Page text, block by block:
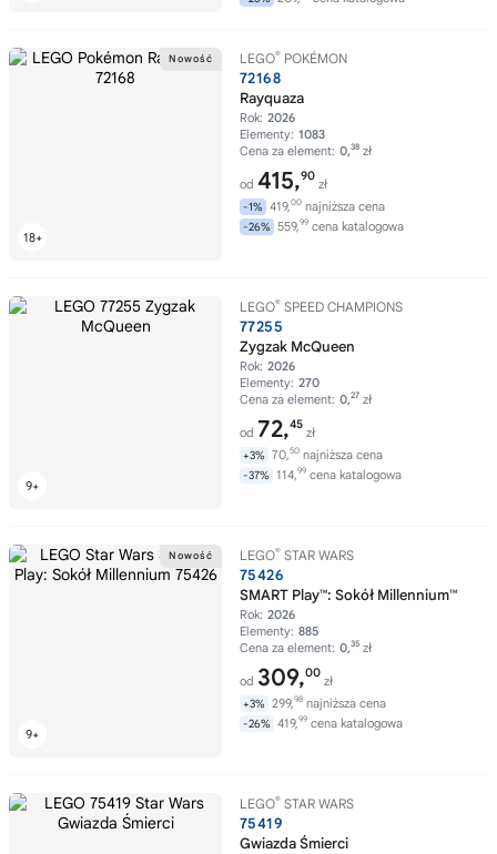
LEGO® POKÉMON
72168
Rayquaza
Rok: 2026
Elementy: 1083
Cena za element: 0,38 zł
od 415,90
zł
-1% 419,00 najniższa cena
-26% 559,99 cena katalogowa
LEGO® SPEED CHAMPIONS
77255
Zygzak McQueen
Rok: 2026
Elementy: 270
Cena za element: 0,27 zł
od 72,45
zł
+3% 70,50 najniższa cena
-37% 114,99 cena katalogowa
LEGO® STAR WARS
75426
SMART Play™: Sokół Millennium™
Rok: 2026
Elementy: 885
Cena za element: 0,35 zł
od 309,00
zł
+3% 299,98 najniższa cena
-26% 419,99 cena katalogowa
LEGO® STAR WARS
75419
Gwiazda Śmierci